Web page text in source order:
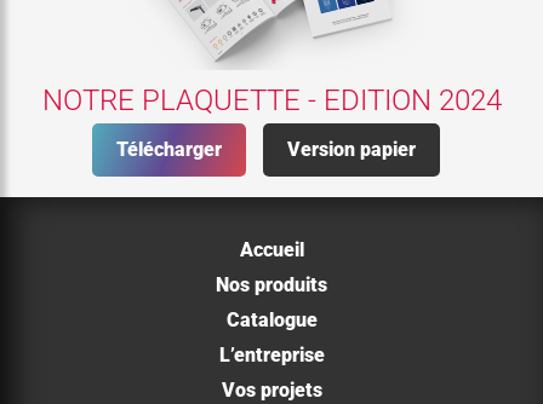
NOTRE PLAQUETTE - EDITION 2024
Télécharger Version papier
Accueil
Nos produits
Catalogue
L’entreprise
Vos projets